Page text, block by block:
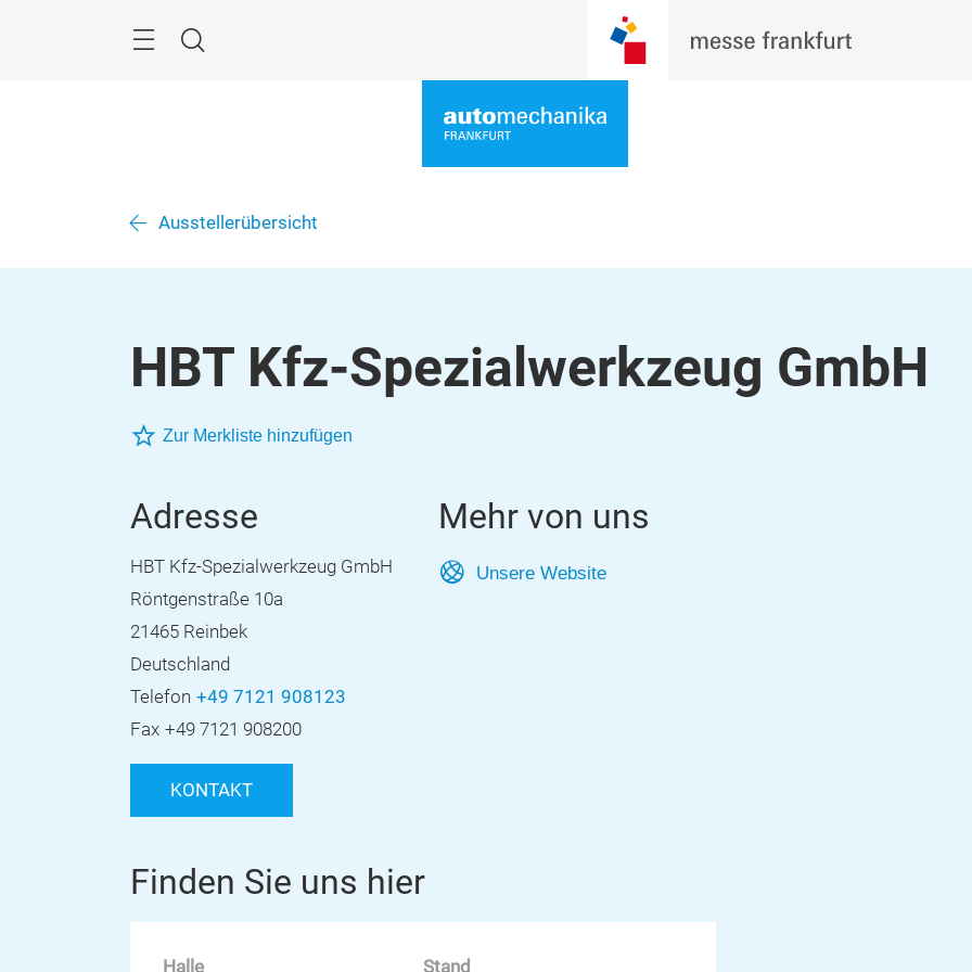
Suche
Ausstellerübersicht
HBT Kfz-Spezialwerkzeug GmbH
Zur Merkliste hinzufügen
Adresse
HBT Kfz-Spezialwerkzeug GmbH
Röntgenstraße 10a
21465 Reinbek
Deutschland
Telefon +49 7121 908123
Fax +49 7121 908200
KONTAKT
Mehr von uns
Unsere Website
Finden Sie uns hier
Halle Stand